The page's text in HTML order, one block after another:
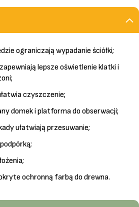
ograniczają wypadanie ściółki;
lepsze oświetlenie klatki i
czyszczenie;
domek i platforma do obserwacji;
ułatwiają przesuwanie;
ochronną farbą do drewna.